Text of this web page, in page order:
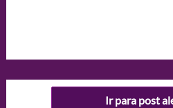
Ir para post